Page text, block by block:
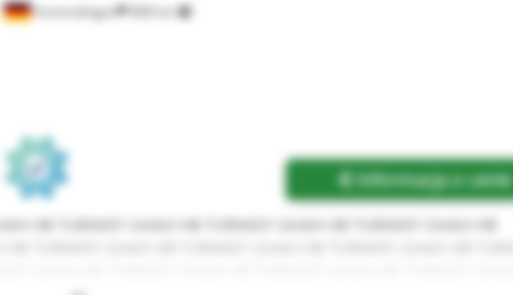
Immendingen 868 km
Informacja o cenie
HB TURNKEY GmbH HB TURNKEY GmbH HB TURNKEY GmbH HB